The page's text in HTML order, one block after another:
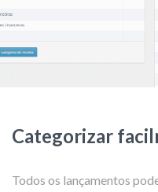
Categorizar
Todos os lançamentos